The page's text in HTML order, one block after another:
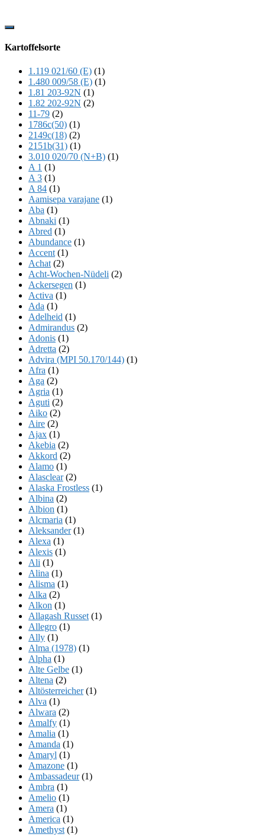
Show
Content
Kartoffelsorte
1.119 021/60 (E) (1)
1.480 009/58 (E) (1)
1.81 203-92N (1)
1.82 202-92N (2)
11-79 (2)
1786c(50) (1)
2149c(18) (2)
2151b(31) (1)
3.010 020/70 (N+B) (1)
A 1 (1)
A 3 (1)
A 84 (1)
Aamisepa varajane (1)
Aba (1)
Abnaki (1)
Abred (1)
Abundance (1)
Accent (1)
Achat (2)
Acht-Wochen-Nüdeli (2)
Ackersegen (1)
Activa (1)
Ada (1)
Adelheid (1)
Admirandus (2)
Adonis (1)
Adretta (2)
Advira (MPI 50.170/144) (1)
Afra (1)
Aga (2)
Agria (1)
Aguti (2)
Aiko (2)
Aire (2)
Ajax (1)
Akebia (2)
Akkord (2)
Alamo (1)
Alasclear(2)
Alaska Frostless (1)
Albina (2)
Albion (1)
Alcmaria (1)
Aleksander(1)
Alexa (1)
Alexis (1)
Ali (1)
Alina (1)
Alisma (1)
Alka (2)
Alkon (1)
Allagash Russet (1)
Allegro (1)
Ally (1)
Alma (1978) (1)
Alpha (1)
Alte Gelbe (1)
Altena (2)
Altösterreicher(1)
Alva (1)
Alwara (2)
Amalfy (1)
Amalia (1)
Amanda (1)
Amaryl (1)
Amazone (1)
Ambassadeur(1)
Ambra (1)
Amelio (1)
Amera (1)
America (1)
Amethyst (1)